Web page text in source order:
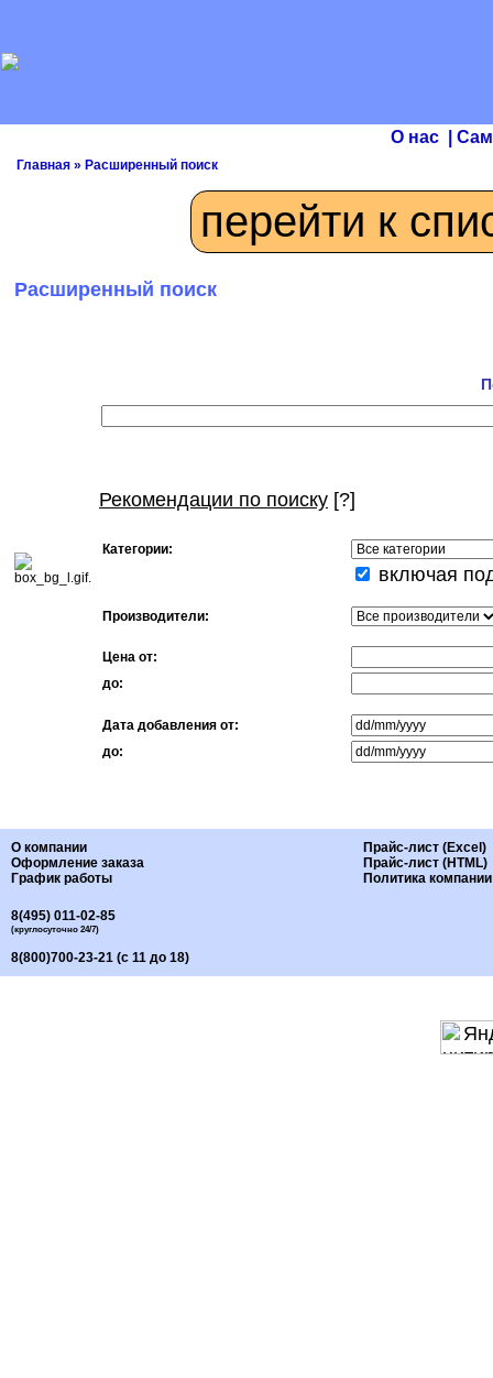
О нас
Главная » Расширенный поиск
перейти к
Расширенный поиск
Рекомендации по поиску [?]
Категории:
включая
Производители:
Цена от:
до:
Дата добавления от:
до:
О компании
Оформление заказа
График работы
Прайс-лист (Excel)
Прайс-лист (HTML)
Политика
8(495) 011-02-85
(круглосуточно 24/7)
8(800)700-23-21 (с 11 до 18)